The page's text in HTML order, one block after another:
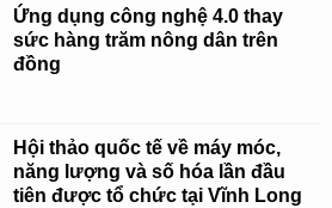
Ứng dụng công nghệ 4.0 thay
sức hàng trăm nông dân trên
đồng
Hội thảo quốc tế về máy móc,
năng lượng và số hóa lần đầu
tiên được tổ chức tại Vĩnh Long